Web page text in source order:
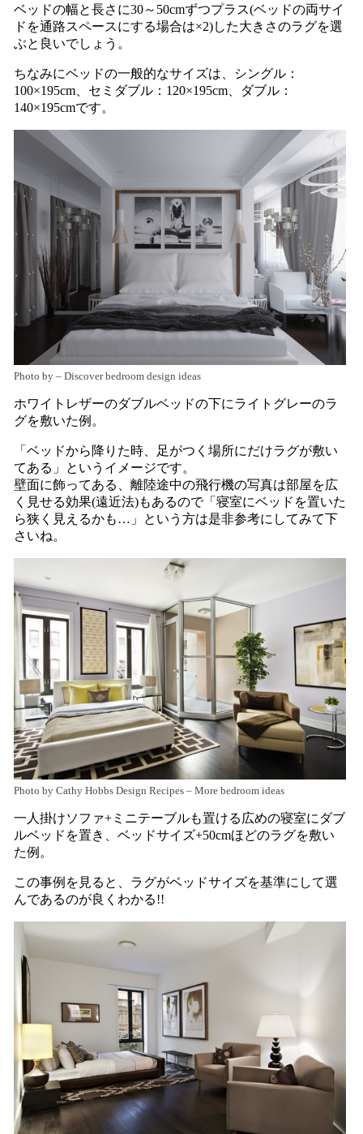
ベッドの幅と長さに30～50cmずつプラス(ベッドの両サイ
ドを通路スペースにする場合は×2)した大きさのラグを選
ぶと良いでしょう。
ちなみにベッドの一般的なサイズは、シングル：
100×195cm、セミダブル：120×195cm、ダブル：
140×195cmです。
Photo by – Discover bedroom design ideas
ホワイトレザーのダブルベッドの下にライトグレーのラ
グを敷いた例。
「ベッドから降りた時、足がつく場所にだけラグが敷い
てある」というイメージです。
壁面に飾ってある、離陸途中の飛行機の写真は部屋を広
く見せる効果(遠近法)もあるので「寝室にベッドを置いた
ら狭く見えるかも…」という方は是非参考にしてみて下
さいね。
Photo by Cathy Hobbs Design Recipes– More bedroom ideas
一人掛けソファ+ミニテーブルも置ける広めの寝室にダブ
ルベッドを置き、ベッドサイズ+50cmほどのラグを敷い
た例。
この事例を見ると、ラグがベッドサイズを基準にして選
んであるのが良くわかる!!